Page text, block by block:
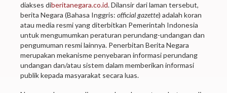
diakses diberitanegara.co.id. Dilansir dari laman tersebut,
berita Negara (Bahasa Inggris: official gazette) adalah koran
atau media resmi yang diterbitkan Pemerintah Indonesia
untuk mengumumkan peraturan perundang-undangan dan
pengumuman resmi lainnya. Penerbitan Berita Negara
merupakan mekanisme penyebaran informasi perundang
undangan dan/atau sistem dalam memberikan informasi
publik kepada masyarakat secara luas.